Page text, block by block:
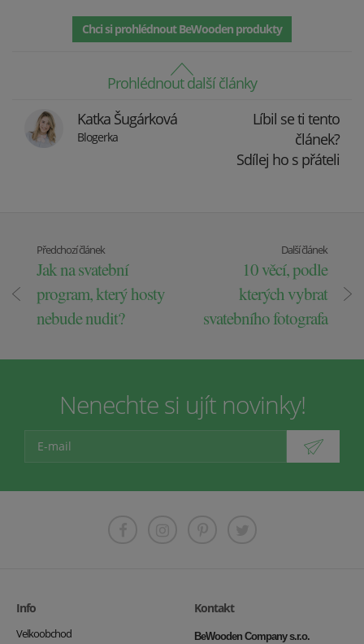
Chci si prohlédnout BeWooden produkty
Prohlédnout další články
Katka Šugárková
Blogerka
Líbil se ti tento
článek?
Sdílej ho s přáteli
Předchozí článek
Jak na svatební
program, který hosty
nebude nudit?
Další článek
10 věcí, podle
kterých vybrat
svatebního fotografa
Nenechte si ujít novinky!
Info
Velkoobchod
Kontakt
BeWooden Company s.r.o.